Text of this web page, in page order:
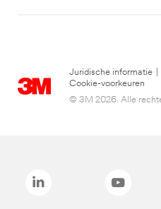
Juridische informatie
Cookie-voorkeuren
© 3M 2026. Alle